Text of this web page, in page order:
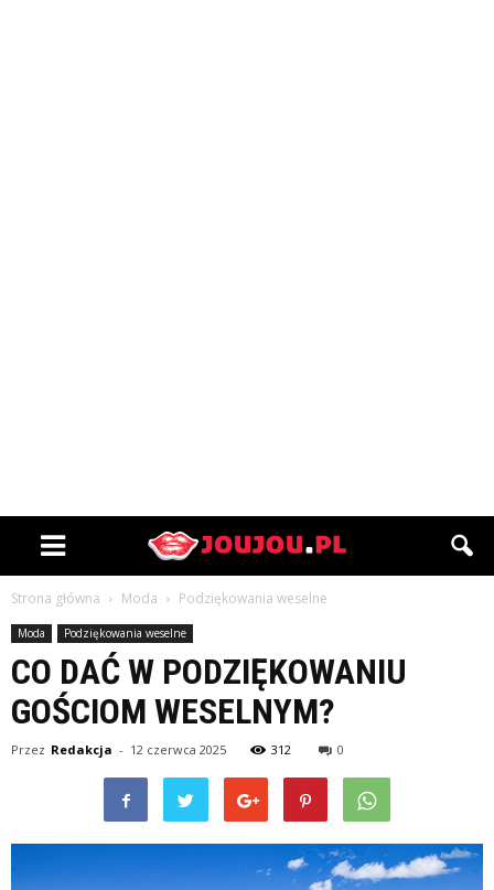
Strona główna Moda Podziękowania weselne
Moda Podziękowania weselne
CO DAĆ W PODZIĘKOWANIU
GOŚCIOM WESELNYM?
Przez Redakcja - 12 czerwca 2025 312 0